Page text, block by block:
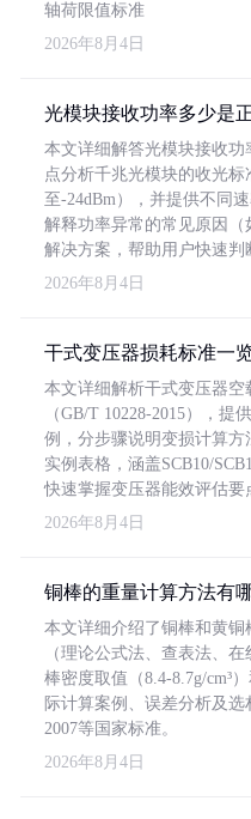
轴荷限值标准
2026年8月4日
光模块接收功率多少是
本文详细解答光模块接收
点分析千兆光模块的收光标
至-24dBm），并提供不同
解释功率异常的常见原因（
解决方案，帮助用户快速判
2026年8月4日
干式变压器损耗标准一
本文详细解析干式变压器
（GB/T 10228-2015），提
例，分步骤说明变损计算
实例表格，涵盖SCB10/
快速掌握变压器能效评估要
2026年8月4日
铜棒的重量计算方法有
本文详细介绍了铜棒和黄
（理论公式法、查表法、
棒密度取值（8.4-8.7g/cm³
际计算案例、误差分析及
2007等国家标准。
2026年8月4日